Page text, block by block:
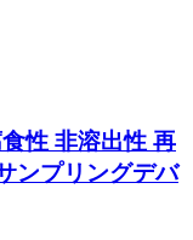
性 非溶出性 再
ンプリングデバ